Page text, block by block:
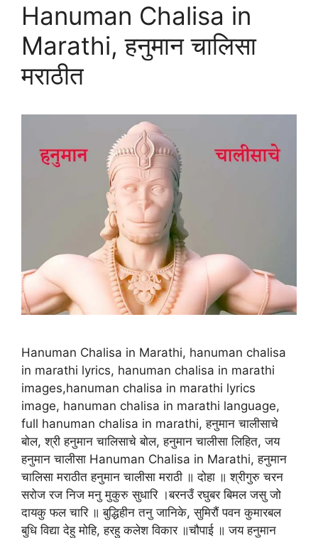
Hanuman Chalisa in
Marathi, हनुमान चालिसा
मराठीत
Hanuman Chalisa in Marathi, hanuman chalisa
in marathi lyrics, hanuman chalisa in marathi
images,hanuman chalisa in marathi lyrics
image, hanuman chalisa in marathi language,
full hanuman chalisa in marathi, हनुमान चालीसाचे
बोल, श्री हनुमान चालिसाचे बोल, हनुमान चालीसा लिहित, जय
हनुमान चालीसा Hanuman Chalisa in Marathi, हनुमान
चालिसा मराठीत हनुमान चालीसा मराठी ॥ दोहा ॥ श्रीगुरु चरन
सरोज रज निज मनु मुकुरु सुधारि ।बरनउँ रघुबर बिमल जसु जो
दायकु फल चारि ॥ बुद्धिहीन तनु जानिके, सुमिरौं पवन कुमारबल
बुधि विद्या देहु मोहि, हरहु कलेश विकार ॥चौपाई ॥ जय हनुमान